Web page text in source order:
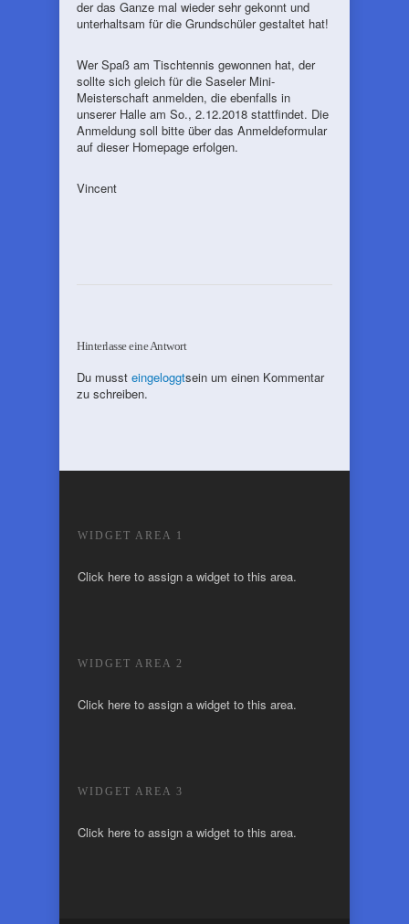
der das Ganze mal wieder sehr gekonnt und
unterhaltsam für die Grundschüler gestaltet hat!
Wer Spaß am Tischtennis gewonnen hat, der
sollte sich gleich für die Saseler Mini-
Meisterschaft anmelden, die ebenfalls in
unserer Halle am So., 2.12.2018 stattfindet. Die
Anmeldung soll bitte über das Anmeldeformular
auf dieser Homepage erfolgen.
Vincent
Hinterlasse eine Antwort
Du musst eingeloggtsein um einen Kommentar
zu schreiben.
WIDGET AREA 1
Click here to assign a widget to this area.
WIDGET AREA 2
Click here to assign a widget to this area.
WIDGET AREA 3
Click here to assign a widget to this area.